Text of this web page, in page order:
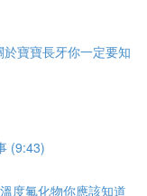
寶寶長牙你一定要知
(9:43)
度氟化物你應該知道